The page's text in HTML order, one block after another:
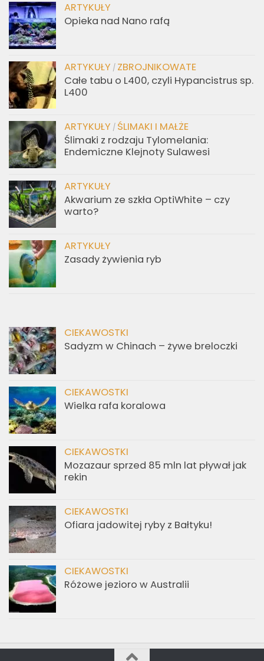
ARTYKUŁY
Opieka nad Nano rafą
ARTYKUŁY / ZBROJNIKOWATE
Całe tabu o L400, czyli Hypancistrus sp.
L400
ARTYKUŁY / ŚLIMAKI I MAŁŻE
Ślimaki z rodzaju Tylomelania:
Endemiczne Klejnoty Sulawesi
ARTYKUŁY
Akwarium ze szkła OptiWhite – czy
warto?
ARTYKUŁY
Zasady żywienia ryb
CIEKAWOSTKI
Sadyzm w Chinach – żywe breloczki
CIEKAWOSTKI
Wielka rafa koralowa
CIEKAWOSTKI
Mozazaur sprzed 85 mln lat pływał jak
rekin
CIEKAWOSTKI
Ofiara jadowitej ryby z Bałtyku!
CIEKAWOSTKI
Różowe jezioro w Australii